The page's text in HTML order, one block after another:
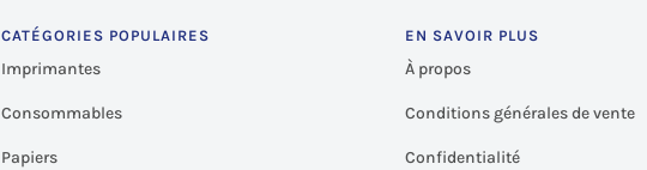
CATÉGORIES POPULAIRES
Imprimantes
Consommables
Papiers
EN SAVOIR PLUS
À propos
Conditions générales de vente
Confidentialité